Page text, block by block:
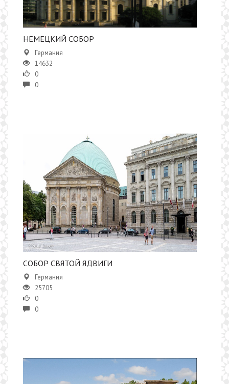
НЕМЕЦКИЙ СОБОР
Германия
14632
0
0
СОБОР СВЯТОЙ ЯДВИГИ
Германия
25705
0
0